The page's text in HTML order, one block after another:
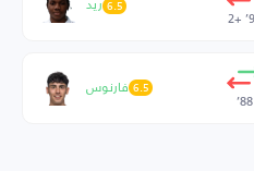
6.5
88’
فارنوس 6.5